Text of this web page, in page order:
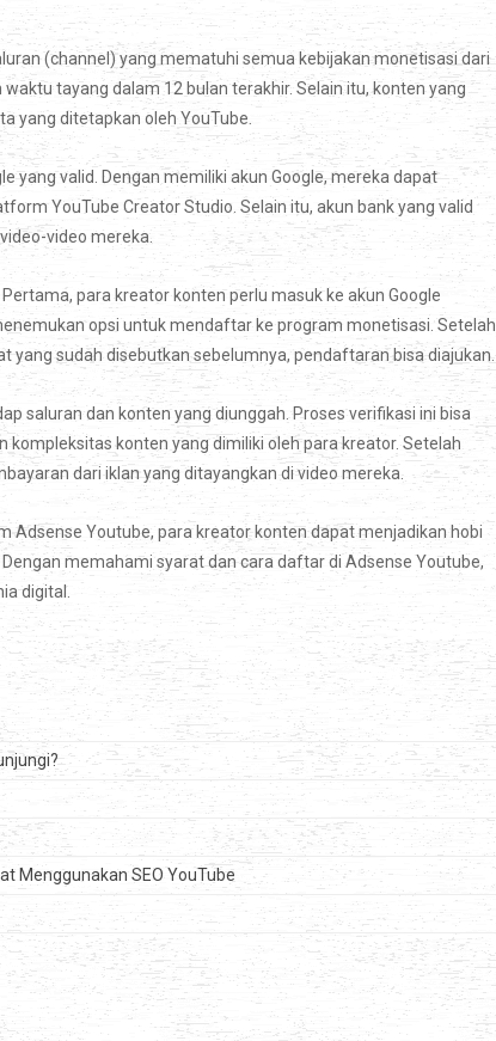
(channel) yang mematuhi semua kebijakan monetisasi dari
tayang dalam 12 bulan terakhir. Selain itu, konten yang
yang ditetapkan oleh YouTube.
yang valid. Dengan memiliki akun Google, mereka dapat
YouTube Creator Studio. Selain itu, akun bank yang valid
video mereka.
para kreator konten perlu masuk ke akun Google
opsi untuk mendaftar ke program monetisasi. Setelah
sudah disebutkan sebelumnya, pendaftaran bisa diajukan.
saluran dan konten yang diunggah. Proses verifikasi ini bisa
konten yang dimiliki oleh para kreator. Setelah
dari iklan yang ditayangkan di video mereka.
Adsense Youtube, para kreator konten dapat menjadikan hobi
memahami syarat dan cara daftar di Adsense Youtube,
digital.
Menggunakan SEO YouTube